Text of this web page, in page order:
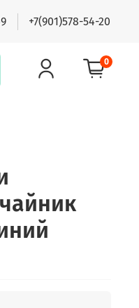
+7(901)578-54-20
0